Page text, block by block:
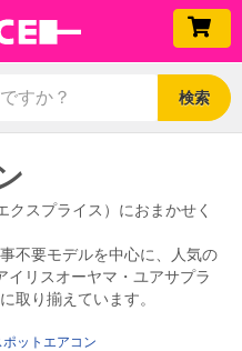
検索
クスプライス）におまかせく
不要モデルを中心に、人気の
イリスオーヤマ・ユアサプラ
取り揃えています。
ポットエアコン